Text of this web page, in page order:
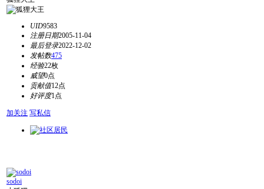
UID9583
注册日期2005-11-04
最后登录2022-12-02
发帖数475
经验22枚
威望0点
贡献值12点
好评度1点
加关注 写私信
sodoi